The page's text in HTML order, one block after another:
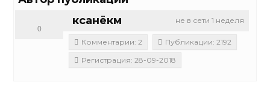
не в сети 1 неделя
ксанёкм
0
Комментарии: 2
Публикации: 2192
Регистрация: 28-09-2018